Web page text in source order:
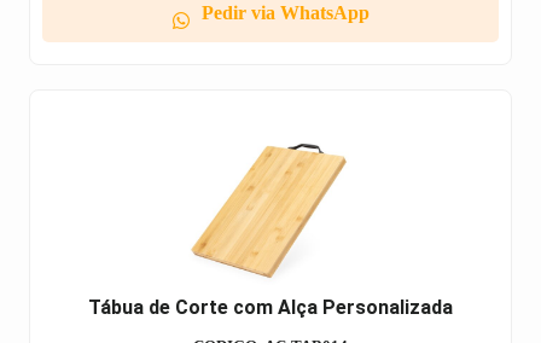
Pedir via WhatsApp
Tábua de Corte com Alça Personalizada